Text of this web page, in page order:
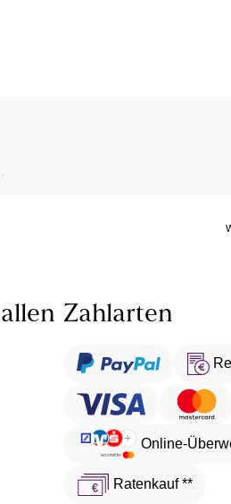
Zahlarten
Online-
Ratenkauf **